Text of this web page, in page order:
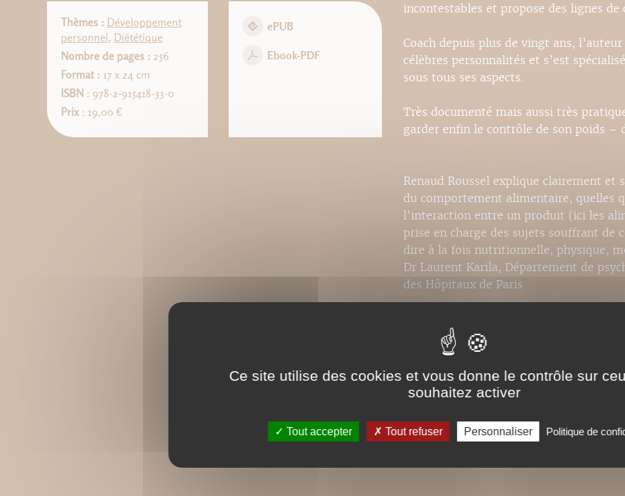
Thèmes : Développement
personnel , Diététique
Nombre de pages : 256
Format : 17 x 24 cm
ISBN : 978-2-915418-33-0
Prix: 19,00 €
ePUB
Ebook-PDF
incontestables et propose des lignes
Coach depuis plus de vingt ans,
célèbres personnalités et s’est
sous tous ses aspects.
Très documenté mais aussi très
garder enfin le contrôle de son poids –
Renaud Roussel explique clairement
du comportement alimentaire, quelles
l'interaction entre un produit (ici les
prise en charge des sujets souffrant
dire à la fois nutritionnelle, physique,
Dr Laurent Karila, Département de
des Hôpitaux de Paris
Nombreux sont les livres sur le sujet
Dr Claude Dalle (extrait de la préface)
Ce site utilise des cookies et vous donne le contrôle sur
souhaitez activer
Tout accepter Tout refuser Personnaliser Politique de